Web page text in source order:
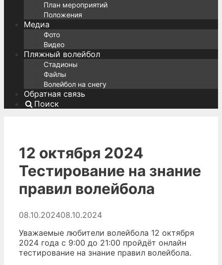
План мероприятий
Положения
Медиа
Фото
Видео
Пляжный волейбол
Стадионы
Файлы
Волейбол на снегу
Обратная связь
Поиск
12 октября 2024
Тестирование на знание
правил волейбола
08.10.202408.10.2024
Уважаемые любители волейбола 12 октября
2024 года с 9:00 до 21:00 пройдёт онлайн
тестирование на знание правил волейбола.